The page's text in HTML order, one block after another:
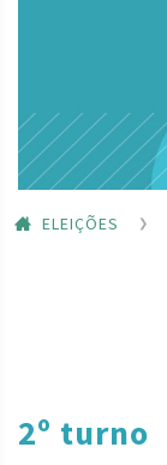
ELEIÇÕES
2º turno